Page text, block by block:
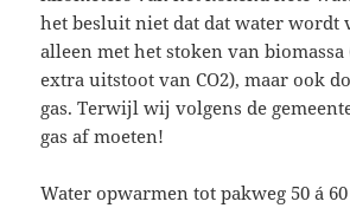
het besluit niet dat dat water wordt
alleen met het stoken van biomassa
extra uitstoot van CO2), maar ook
gas. Terwijl wij volgens de
gas af moeten!
Water opwarmen tot pakweg 50 á